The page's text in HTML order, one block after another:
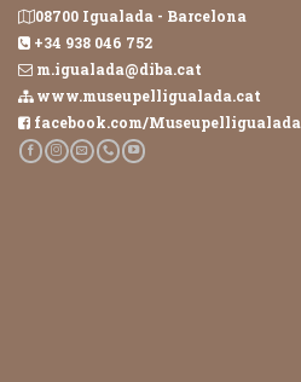
08700 Igualada - Barcelona
+34 938 046 752
m.igualada@diba.cat
www.museupelligualada.cat
facebook.com/Museupelligualada